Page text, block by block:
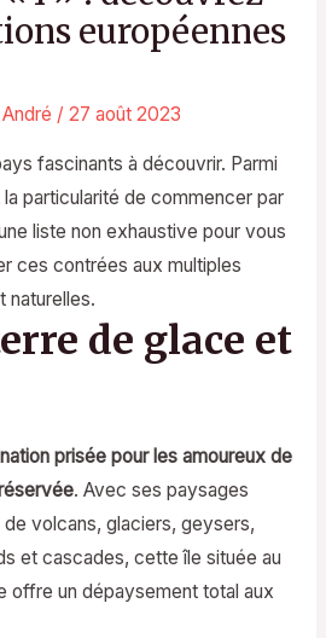
européennes
André / 27 août 2023
fascinants à découvrir. Parmi
particularité de commencer par
liste non exhaustive pour vous
ces contrées aux multiples
naturelles.
de glace et
prisée pour les amoureux de
. Avec ses paysages
volcans, glaciers, geysers,
et cascades, cette île située au
offre un dépaysement total aux